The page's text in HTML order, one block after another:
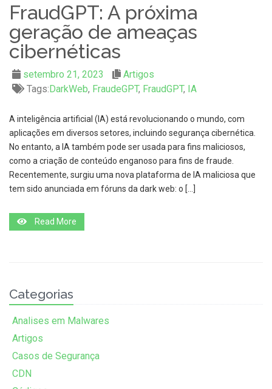
FraudGPT: A próxima
geração de ameaças
cibernéticas
setembro 21, 2023
Artigos
Tags:DarkWeb, FraudeGPT, FraudGPT, IA
A inteligência artificial (IA) está revolucionando o mundo, com
aplicações em diversos setores, incluindo segurança cibernética.
No entanto, a IA também pode ser usada para fins maliciosos,
como a criação de conteúdo enganoso para fins de fraude.
Recentemente, surgiu uma nova plataforma de IA maliciosa que
tem sido anunciada em fóruns da dark web: o […]
Read More
Categorias
Analises em Malwares
Artigos
Casos de Segurança
CDN